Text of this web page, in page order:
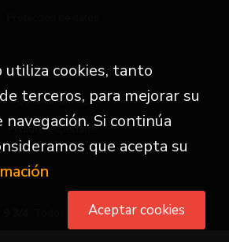
AL CLIENTE
Quiénes somos
Pedidos especiales
. Todos los Derechos Reservados
cookies, tanto
terceros, para mejorar su
Si continúa
que acepta su
Aceptar cookies